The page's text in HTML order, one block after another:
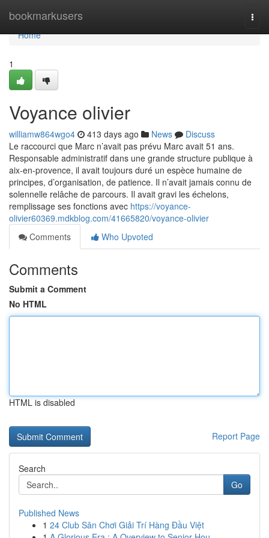
bookmarkusers
Home
Home
1
Voyance olivier
williamw864wgo4 413 days ago News
Discuss
Le raccourci que Marc n’avait pas prévu Marc avait 51 ans.
Responsable administratif dans une grande structure publique à
aix-en-provence, il avait toujours duré un espèce humaine de
principes, d’organisation, de patience. Il n’avait jamais connu de
solennelle relâche de parcours. Il avait gravi les échelons,
remplissage ses fonctions avec https://voyance-
olivier60369.mdkblog.com/41665820/voyance-olivier
Comments
Who Upvoted
Comments
Submit a Comment
No HTML
HTML is disabled
Report Page
Search
Go
Published News
1 24 Club Sân Chơi Giải Trí Hàng Đầu Việt